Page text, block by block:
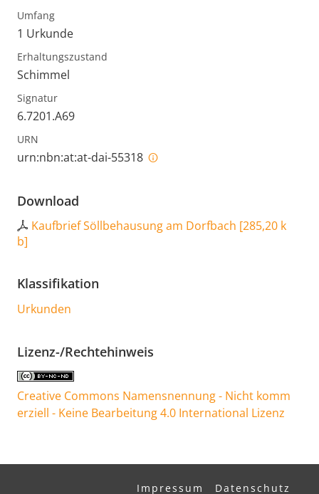
Umfang
1 Urkunde
Erhaltungszustand
Schimmel
Signatur
6.7201.A69
URN
urn:nbn:at:at-dai-55318
Download
Kaufbrief Söllbehausung am Dorfbach [285,20 k
b]
Klassifikation
Urkunden
Lizenz-/Rechtehinweis
Creative Commons Namensnennung - Nicht komm
erziell - Keine Bearbeitung 4.0 International Lizenz
Impressum Datenschutz